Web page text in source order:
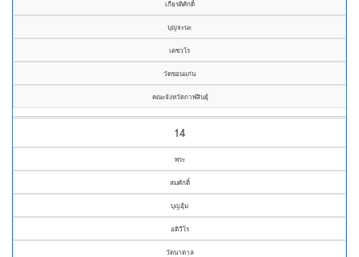
เกียรติศักดิ์
บุญจะนะ
เตชวโร
วัดขอนแก่น
คณะจังหวัดกาฬสินธุ์
14
พระ
สมศักดิ์
บุญอุ้ม
อติวีโร
วัดนาตาล